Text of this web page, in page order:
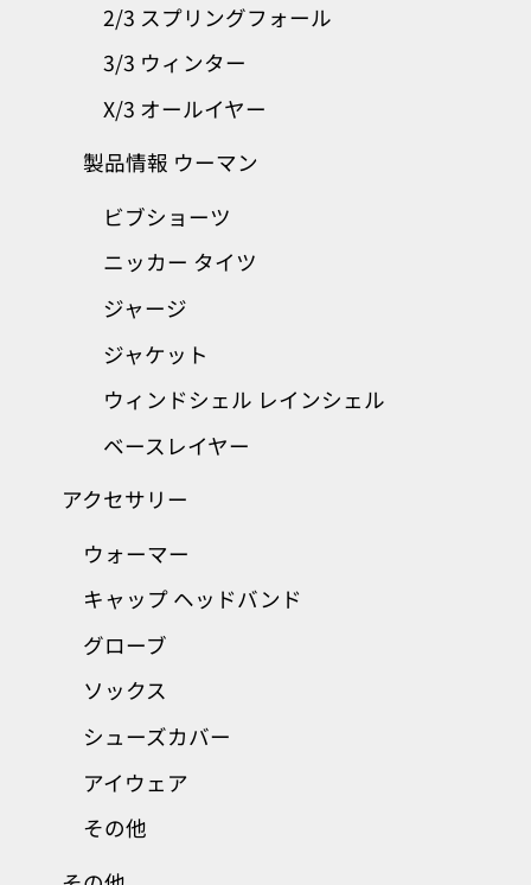
2/3 スプリングフォール
3/3 ウィンター
X/3 オールイヤー
製品情報 ウーマン
ビブショーツ
ニッカー タイツ
ジャージ
ジャケット
ウィンドシェル レインシェル
ベースレイヤー
アクセサリー
ウォーマー
キャップ ヘッドバンド
グローブ
ソックス
シューズカバー
アイウェア
その他